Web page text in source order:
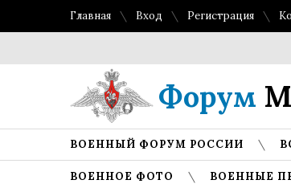
Главная Вход Регистрация
Форум
ВОЕННЫЙ ФОРУМ РОССИИ
ВОЕННОЕ ФОТО ВОЕННЫЕ